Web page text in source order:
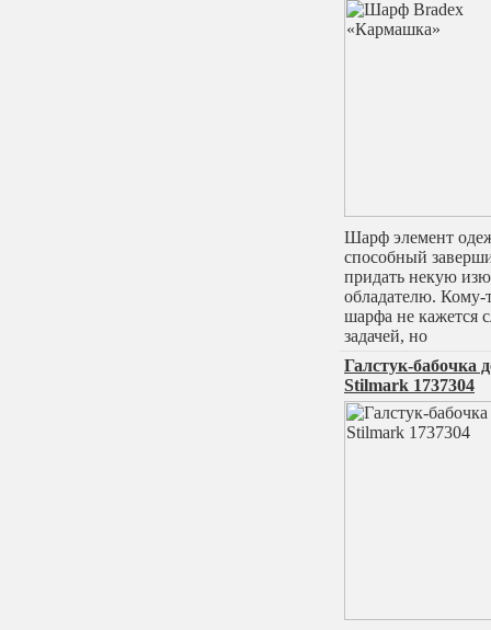
Шарф элемент
способный
придать некую
обладателю. Кому-
шарфа не кажется
задачей, но
Галстук-бабочка
Stilmark 1737304